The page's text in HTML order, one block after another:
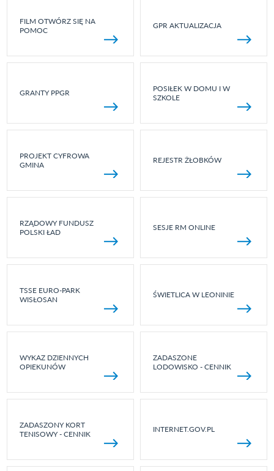
FILM OTWÓRZ SIĘ NA
POMOC
GPR AKTUALIZACJA
GRANTY PPGR
POSIŁEK W DOMU I W
SZKOLE
PROJEKT CYFROWA
GMINA
REJESTR ŻŁOBKÓW
RZĄDOWY FUNDUSZ
POLSKI ŁAD
SESJE RM ONLINE
TSSE EURO-PARK
WISŁOSAN
ŚWIETLICA W LEONINIE
WYKAZ DZIENNYCH
OPIEKUNÓW
ZADASZONE
LODOWISKO - CENNIK
ZADASZONY KORT
TENISOWY - CENNIK
INTERNET.GOV.PL